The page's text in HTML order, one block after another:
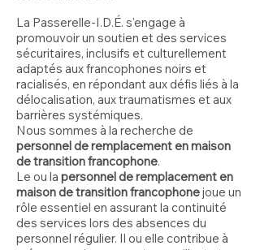
La Passerelle-I.D.É. s'engage à
promouvoir un soutien et des services
sécuritaires, inclusifs et culturellement
adaptés aux francophones noirs et
racialisés, en répondant aux défis liés à la
délocalisation, aux traumatismes et aux
barrières systémiques.
Nous sommes à la recherche de
personnel de remplacement en maison
de transition francophone.
Le ou la personnel de remplacement en
maison de transition francophonejoue un
rôle essentiel en assurant la continuité
des services lors des absences du
personnel régulier. Il ou elle contribue à